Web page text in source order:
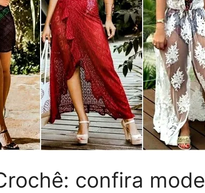
confira